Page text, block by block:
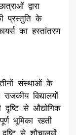
द्वारा
प्रस्तुति के
का हस्तांतरण
तीनों संस्थाओं के
विद्यालयों
से औद्योगिक
भूमिका रहती
से शौचालयों